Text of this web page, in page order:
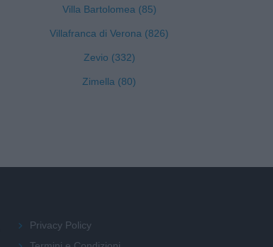
Villa Bartolomea (85)
Villafranca di Verona (826)
Zevio (332)
Zimella (80)
Privacy Policy